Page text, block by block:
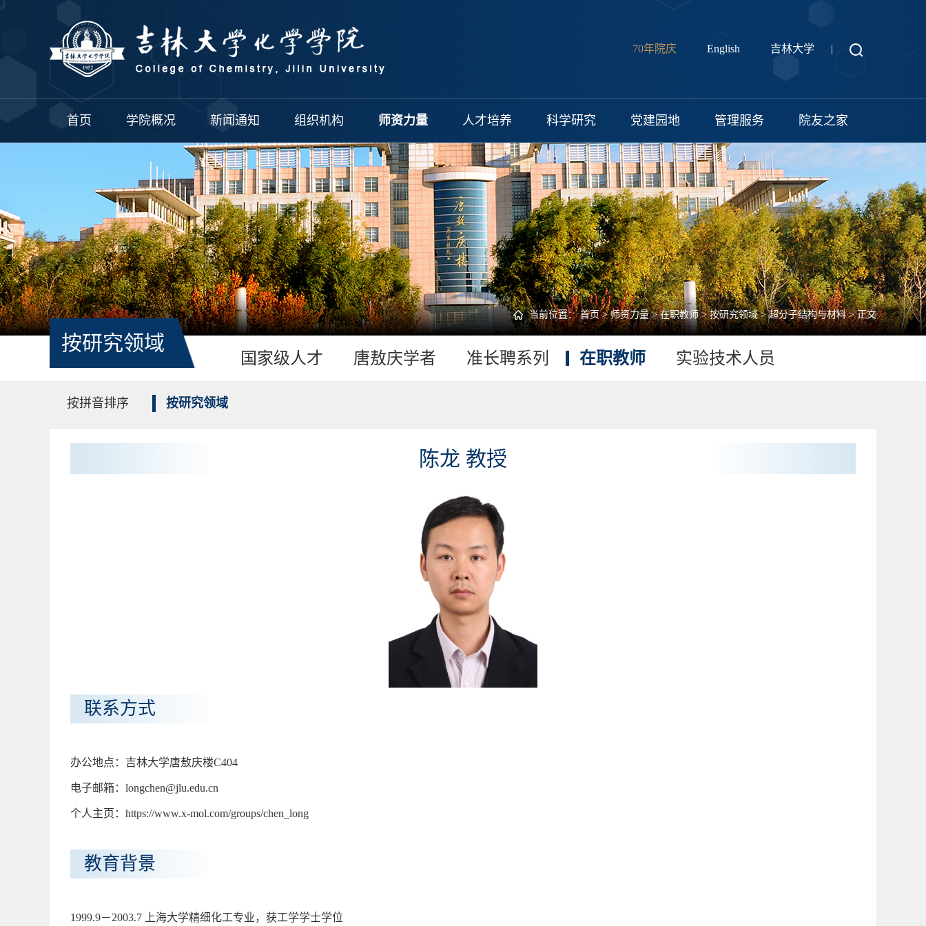
70年院庆 English 吉林大学 |
首页 学院概况 新闻通知 组织机构 师资力量 人才培养 科学研究 党建园地 管理服务 院友之家
当前位置：首页>师资力量>在职教师>按研究领域>超分子结构与材料> 正文
按研究领域
国家级人才 唐敖庆学者 准长聘系列 在职教师
按拼音排序 按研究领域
实验技术人员
陈龙 教授
联系方式
办公地点：吉林大学唐敖庆楼C404
电子邮箱：longchen@jlu.edu.cn
个人主页：https://www.x-mol.com/groups/chen_long
教育背景
1999.9－2003.7 上海大学精细化工专业，获工学学士学位